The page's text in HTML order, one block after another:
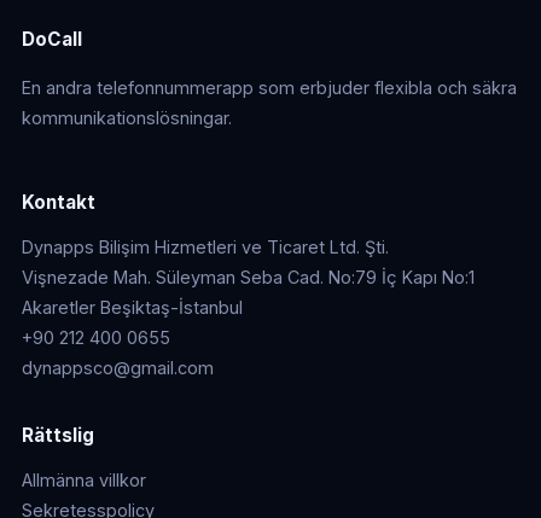
DoCall
En andra telefonnummerapp som erbjuder flexibla och säkra
kommunikationslösningar.
Kontakt
Dynapps Bilişim Hizmetleri ve Ticaret Ltd. Şti.
Vişnezade Mah. Süleyman Seba Cad. No:79 İç Kapı No:1
Akaretler Beşiktaş-İstanbul
+90 212 400 0655
dynappsco@gmail.com
Rättslig
Allmänna villkor
Sekretesspolicy